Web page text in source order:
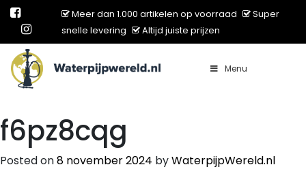
Meer dan 1.000 artikelen op voorraad
Super
snelle levering
Altijd juiste prijzen
Main Navigation Menu
f6pz8cqg
Posted on8 november 2024 byWaterpijpWereld.nl